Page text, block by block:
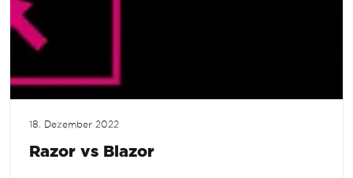
18. Dezember 2022
Razor vs Blazor